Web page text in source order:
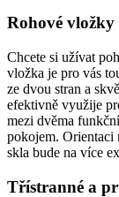
Rohové vložky
Chcete si užívat
vložka je pro vás
ze dvou stran a
efektivně využije
mezi dvěma
pokojem. Orientaci
skla bude na více
Třístranné a